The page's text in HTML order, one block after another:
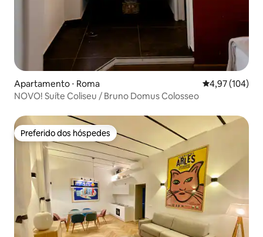
Apartamento ⋅ Roma 4,97 de uma
4,97 (104)
NOVO! Suíte Coliseu / Bruno Domus Colosseo
Preferido dos hóspedes
Preferido dos hóspedes